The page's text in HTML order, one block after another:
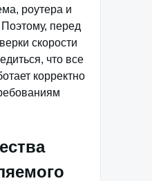
роутера и
Поэтому, перед
скорости
что все
корректно